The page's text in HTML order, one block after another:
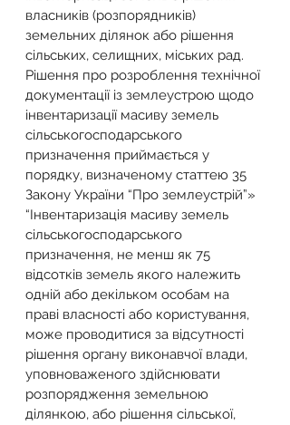
власників (розпорядників)
земельних ділянок або рішення
сільських, селищних, міських рад.
Рішення про розроблення технічної
документації із землеустрою щодо
інвентаризації масиву земель
сільськогосподарського
призначення приймається у
порядку, визначеному статтею 35
Закону України “Про землеустрій”»
“Інвентаризація масиву земель
сільськогосподарського
призначення, не менш як 75
відсотків земель якого належить
одній або декільком особам на
праві власності або користування,
може проводитися за відсутності
рішення органу виконавчої влади,
уповноваженого здійснювати
розпорядження земельною
ділянкою, або рішення сільської,